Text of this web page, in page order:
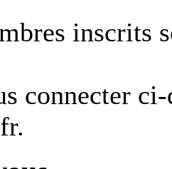
inscrits
connecter